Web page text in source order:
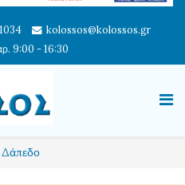
kolossos@kolossos.gr
9:00 - 16:30
Δάπεδο